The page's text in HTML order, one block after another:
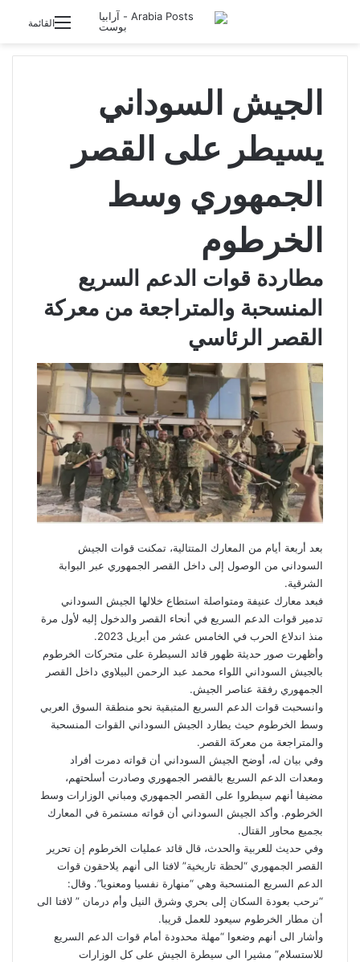
القائمة
تسجيل الدخول
الجيش السوداني
يسيطر على القصر
الجمهوري وسط
الخرطوم
مطاردة قوات الدعم السريع
المنسحبة والمتراجعة من معركة
القصر الرئاسي
بعد أربعة أيام من المعارك المتتالية، تمكنت قوات الجيش
السوداني من الوصول إلى داخل القصر الجمهوري عبر البوابة
الشرقية.
فبعد معارك عنيفة ومتواصلة استطاع خلالها الجيش السوداني
تدمير قوات الدعم السريع في أنحاء القصر والدخول إليه لأول مرة
منذ اندلاع الحرب في الخامس عشر من أبريل 2023.
وأظهرت صور حديثة ظهور قائد السيطرة على متحركات الخرطوم
بالجيش السوداني اللواء محمد عبد الرحمن البيلاوي داخل القصر
الجمهوري رفقة عناصر الجيش.
وانسحبت قوات الدعم السريع المتبقية نحو منطقة السوق العربي
وسط الخرطوم حيث يطارد الجيش السوداني القوات المنسحبة
والمتراجعة من معركة القصر.
وفي بيان له، أوضح الجيش السوداني أن قواته دمرت أفراد
ومعدات الدعم السريع بالقصر الجمهوري وصادرت أسلحتهم،
مضيفا أنهم سيطروا على القصر الجمهوري ومباني الوزارات وسط
الخرطوم. وأكد الجيش السوداني أن قواته مستمرة في المعارك
بجميع محاور القتال.
وفي حديث للعربية والحدث، قال قائد عمليات الخرطوم إن تحرير
القصر الجمهوري “لحظة تاريخية” لافتا الى أنهم يلاحقون قوات
الدعم السريع المنسحبة وهي “منهارة نفسيا ومعنويا”. وقال:
“نرحب بعودة السكان إلى بحري وشرق النيل وأم درمان ” لافتا الى
أن مطار الخرطوم سيعود للعمل قريبا.
وأشار الى أنهم وضعوا “مهلة محدودة أمام قوات الدعم السريع
للاستسلام” مشيرا الى سيطرة الجيش على كل الوزارات